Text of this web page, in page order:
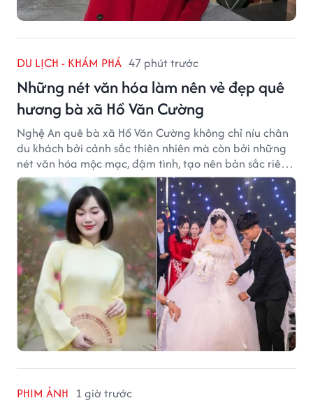
DU LỊCH - KHÁM PHÁ 47 phút trước
Những nét văn hóa làm nên vẻ đẹp quê
hương bà xã Hồ Văn Cường
Nghệ An quê bà xã Hồ Văn Cường không chỉ níu chân
du khách bởi cảnh sắc thiên nhiên mà còn bởi những
nét văn hóa mộc mạc, đậm tình, tạo nên bản sắc riêng
của vùng đất xứ Nghệ.
PHIM ẢNH 1 giờ trước